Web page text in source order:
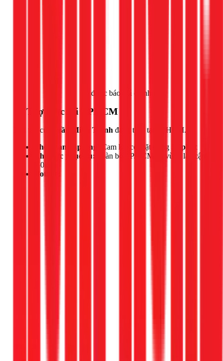
để được báo giá chính xác.
📍 Thợ trực tại TPHCM
Đội thợ của Trần Minh Thịnh đang trực tại TPHCM.
Thời gian đáp ứng:
Cam kết có mặt trong
30 phút
Khu vực phục vụ:
Toàn bộ TP.HCM và vùng lân cận
(50km)
Hotline: